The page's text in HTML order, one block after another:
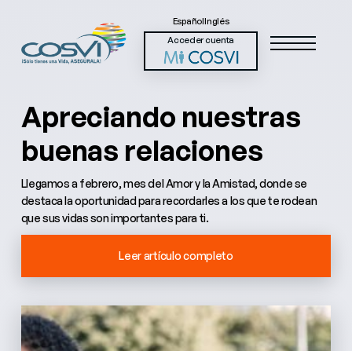
EspañolInglés
Acceder cuenta
Apreciando nuestras
buenas relaciones
Llegamos a febrero, mes del Amor y la Amistad, donde se
destaca la oportunidad para recordarles a los que te rodean
que sus vidas son importantes para ti.
Leer artículo completo